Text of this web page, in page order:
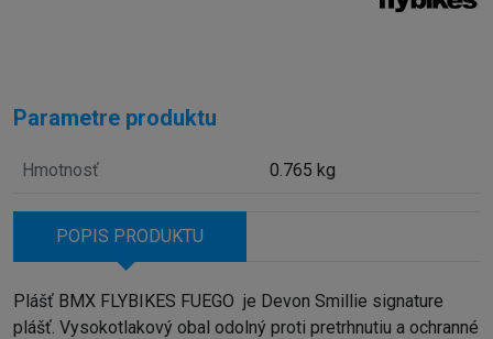
Parametre produktu
Hmotnosť 0.765 kg
POPIS PRODUKTU
Plášť BMX FLYBIKES FUEGO je Devon Smillie signature
plášť. Vysokotlakový obal odolný proti pretrhnutiu a ochranné